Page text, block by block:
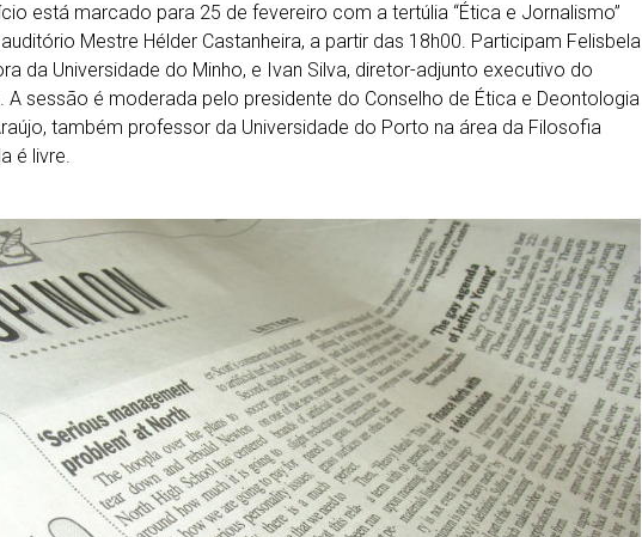
está marcado para 25 de fevereiro com a tertúlia “Ética e Jornalismo”
Mestre Hélder Castanheira, a partir das 18h00. Participam Felisbela
da Universidade do Minho, e Ivan Silva, diretor-adjunto executivo do
A sessão é moderada pelo presidente do Conselho de Ética e Deontologia
também professor da Universidade do Porto na área da Filosofia
é livre.